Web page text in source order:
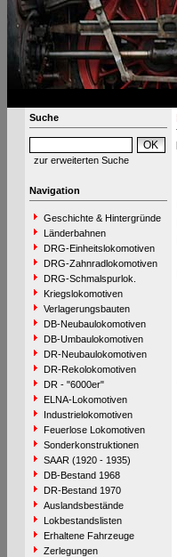
Suche
zur erweiterten Suche
Navigation
Geschichte & Hintergründe
Länderbahnen
DRG-Einheitslokomotiven
DRG-Zahnradlokomotiven
DRG-Schmalspurlok.
Kriegslokomotiven
Verlagerungsbauten
DB-Neubaulokomotiven
DB-Umbaulokomotiven
DR-Neubaulokomotiven
DR-Rekolokomotiven
DR - "6000er"
ELNA-Lokomotiven
Industrielokomotiven
Feuerlose Lokomotiven
Sonderkonstruktionen
SAAR (1920 - 1935)
DB-Bestand 1968
DR-Bestand 1970
Auslandsbestände
Lokbestandslisten
Erhaltene Fahrzeuge
Zerlegungen